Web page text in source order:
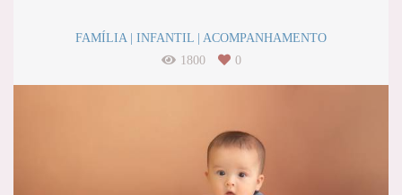
FAMÍLIA | INFANTIL | ACOMPANHAMENTO
1800
0